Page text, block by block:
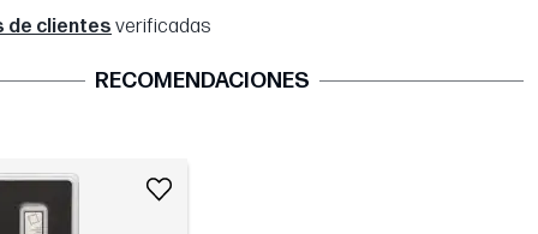
de clientes verificadas
RECOMENDACIONES